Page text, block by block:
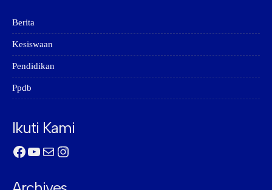
Berita
Kesiswaan
Pendidikan
Ppdb
Ikuti Kami
Facebook
YouTube
MailInstagram